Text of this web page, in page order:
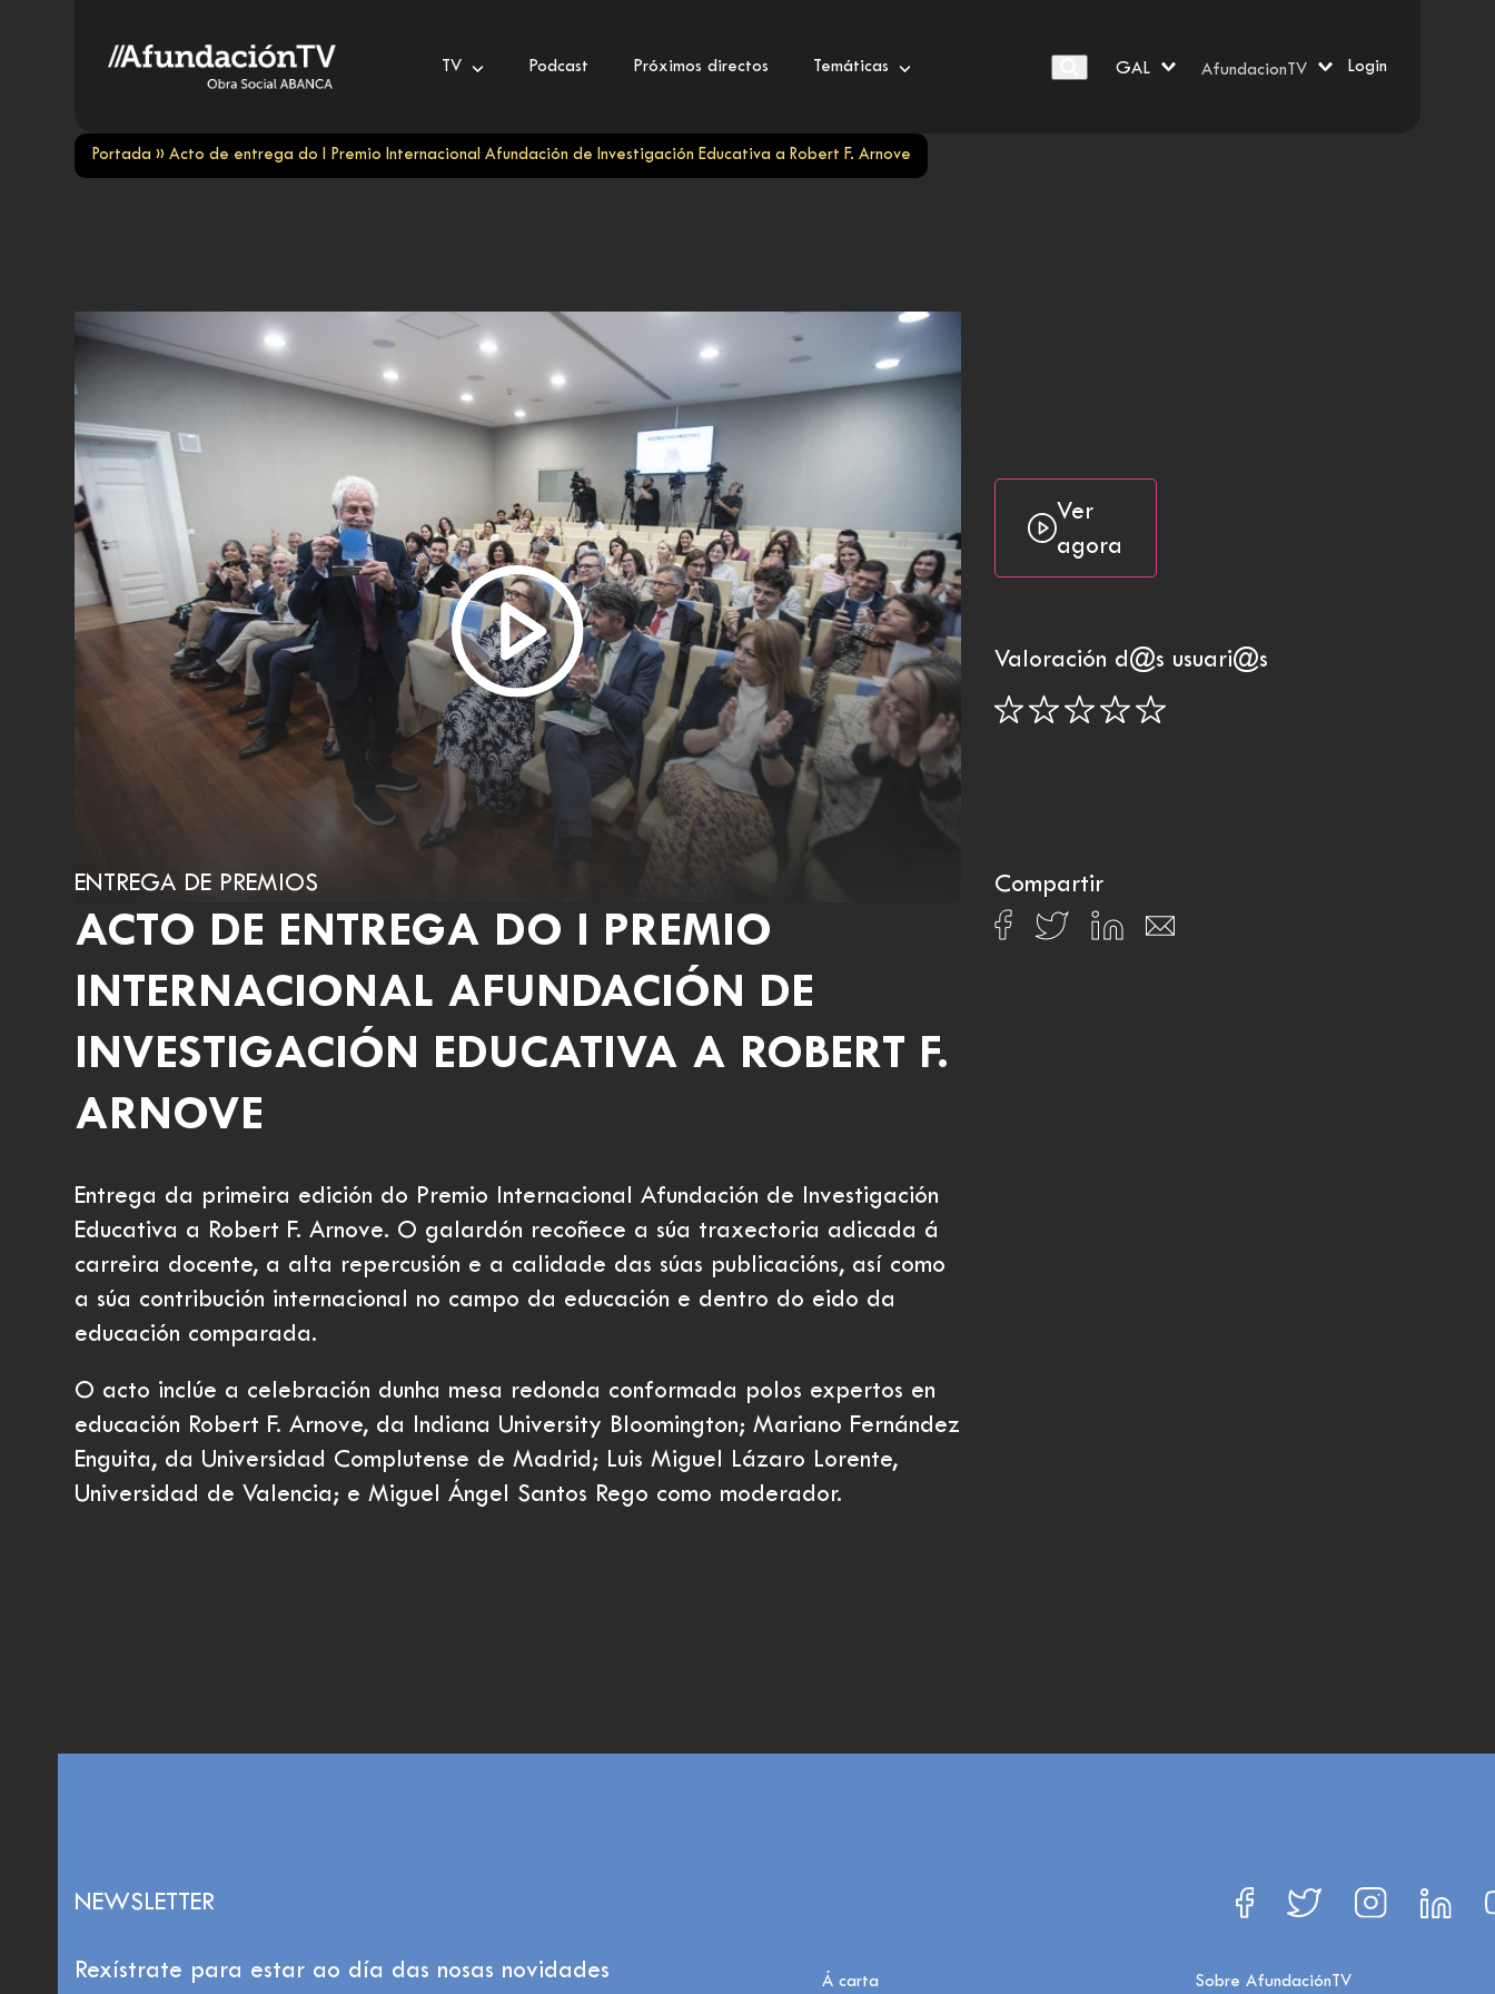
TV Podcast Próximos directos Temáticas GAL AfundacionTV Login
Portada »Acto de entrega do I Premio Internacional Afundación de Investigación Educativa a Robert F. Arnove
ENTREGA DE PREMIOS
ACTO DE ENTREGA DO I PREMIO
INTERNACIONAL AFUNDACIÓN DE
INVESTIGACIÓN EDUCATIVA A ROBERT F.
ARNOVE
Entrega da primeira edición do Premio Internacional Afundación de Investigación
Educativa a Robert F. Arnove. O galardón recoñece a súa traxectoria adicada á
carreira docente, a alta repercusión e a calidade das súas publicacións, así como
a súa contribución internacional no campo da educación e dentro do eido da
educación comparada.
O acto inclúe a celebración dunha mesa redonda conformada polos expertos en
educación Robert F. Arnove, da Indiana University Bloomington; Mariano Fernández
Enguita, da Universidad Complutense de Madrid; Luis Miguel Lázaro Lorente,
Universidad de Valencia; e Miguel Ángel Santos Rego como moderador.
Ver
agora
Valoración d@s usuari@s
Compartir
NEWSLETTER
Rexístrate para estar ao día das nosas novidades Á carta Sobre AfundaciónTV